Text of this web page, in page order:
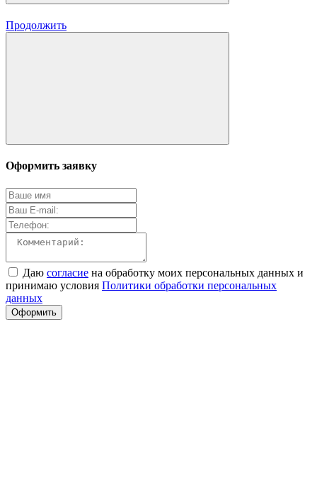
Продолжить
Оформить заявку
Даю согласие на обработку моих персональных данных и
принимаю условия Политики обработки персональных
данных
Оформить